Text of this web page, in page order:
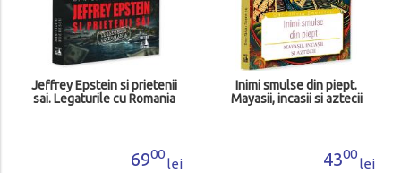
Jeffrey Epstein si prietenii
sai. Legaturile cu Romania
6900
lei
Inimi smulse din piept.
Mayasii, incasii si aztecii
4300
lei